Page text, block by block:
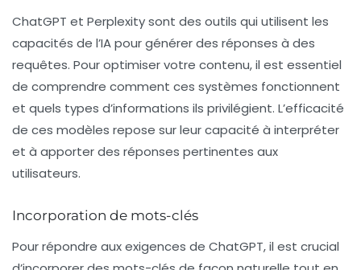
ChatGPT et Perplexitysont des outils qui utilisent les
capacités de l’IA pour générer des réponses à des
requêtes. Pour optimiser votre contenu, il est essentiel
de comprendre comment ces systèmes fonctionnent
et quels types d’informations ils privilégient. L’efficacité
de ces modèles repose sur leur capacité à interpréter
et à apporter des réponses pertinentes aux
utilisateurs.
Incorporation de mots-clés
Pour répondre aux exigences de ChatGPT, il est crucial